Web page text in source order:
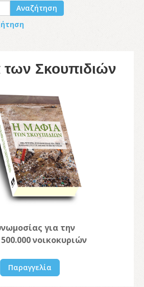
Αναζήτηση
Σκουπιδιών
για την
νοικοκυριών
Παραγγελία